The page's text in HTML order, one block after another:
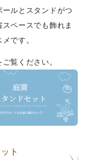
ルとスタンドがつ
ペースでも飾れま
です。
覧ください。
ト